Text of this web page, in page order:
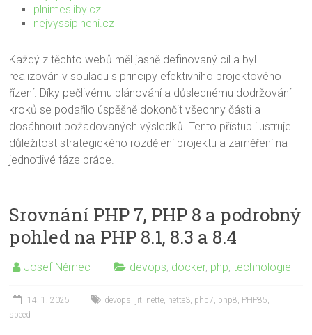
plnimesliby.cz
nejvyssiplneni.cz
Každý z těchto webů měl jasně definovaný cíl a byl
realizován v souladu s principy efektivního projektového
řízení. Díky pečlivému plánování a důslednému dodržování
kroků se podařilo úspěšně dokončit všechny části a
dosáhnout požadovaných výsledků. Tento přístup ilustruje
důležitost strategického rozdělení projektu a zaměření na
jednotlivé fáze práce.
Srovnání PHP 7, PHP 8 a podrobný
pohled na PHP 8.1, 8.3 a 8.4
Josef Němec devops, docker, php,technologie
14. 1. 2025 devops, jit, nette, nette3, php7, php8, PHP85,
speed